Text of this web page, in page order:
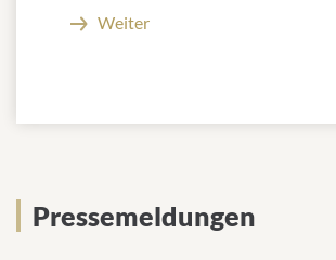
Weiter
Pressemeldungen
Pressemeldungen